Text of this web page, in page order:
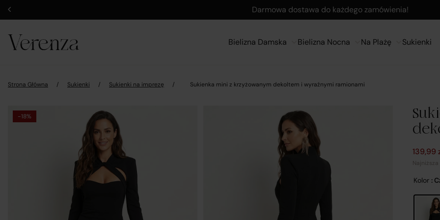
Darmowa dostawa do każdego zamówienia!
Bielizna Damska Bielizna Nocna Na Plażę Sukienki
Strona Główna / Sukienki / Sukienki na imprezę / Sukienka mini z krzyżowanym dekoltem i wyraźnymi ramionami
-18%
139,99
Kolor :